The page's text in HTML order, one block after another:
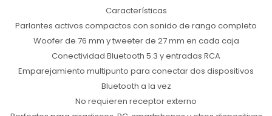
Características
Parlantes activos compactos con sonido de rango completo
Woofer de 76 mm y tweeter de 27 mm en cada caja
Conectividad Bluetooth 5.3 y entradas RCA
Emparejamiento multipunto para conectar dos dispositivos
Bluetooth a la vez
No requieren receptor externo